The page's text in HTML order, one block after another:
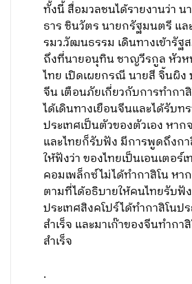
ทั้งนี้ สื่อมวลชนได้รายงานว่า น
ธาร ชินวัตร นายกรัฐมนตรี แล
รมว.วัฒนธรรม เดินทางเข้ารัฐ
ถึงที่นายอนุทิน ชาญวีรกูล หัว
ไทย เปิดเผยกรณี นายสี จิ้นผิง
จีน เตือนภัยเกี่ยวกับการทำกา
ได้เดินทางเยือนจีนและได้รับท
ประเทศเป็นตัวของตัวเอง หาก
และไทยก็รับฟัง มีการพูดถึงก
ให้ฟังว่า ของไทยเป็นเอนเตอร์
คอมเพล็กซ์ไม่ได้ทำกาสิโน หา
ตามที่ได้อธิบายให้คนไทยรับฟัง
ประเทศสิงคโปร์ได้ทำกาสิโนป
สำเร็จ และมาเก๊าของจีนทำกา
สำเร็จ
.